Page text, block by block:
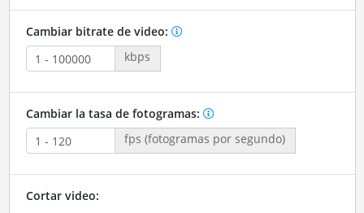
Cambiar bitrate de video:
kbps
Cambiar la tasa de fotogramas:
fps (fotogramas por segundo)
Cortar video: